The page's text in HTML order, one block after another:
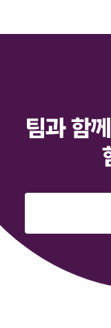
팀과 함